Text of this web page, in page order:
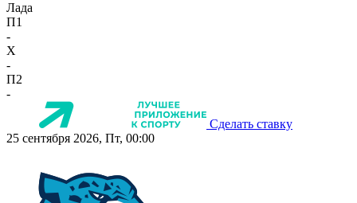
Лада
П1
-
X
-
П2
-
Сделать ставку
25 сентября 2026, Пт, 00:00